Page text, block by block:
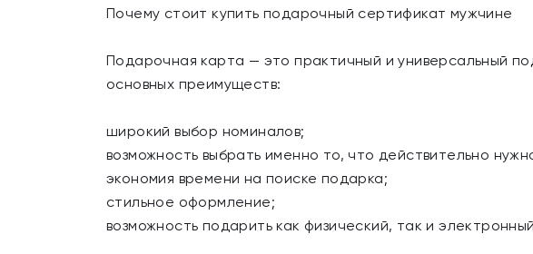
Почему стоит купить подарочный сертификат мужчине
Подарочная карта — это практичный и универсальный
основных преимуществ:
широкий выбор номиналов;
возможность выбрать именно то, что действительно
экономия времени на поиске подарка;
стильное оформление;
возможность подарить как физический, так и